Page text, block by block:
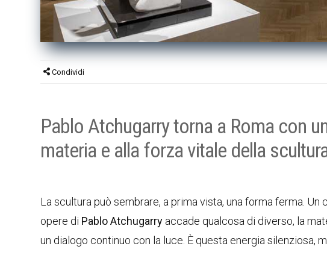
Condividi
Pablo Atchugarry torna a Roma con
materia e alla forza vitale della
La scultura può sembrare, a prima vista, una forma ferma.
opere di Pablo Atchugarry accade qualcosa di diverso, la
un dialogo continuo con la luce. È questa energia silenziosa,